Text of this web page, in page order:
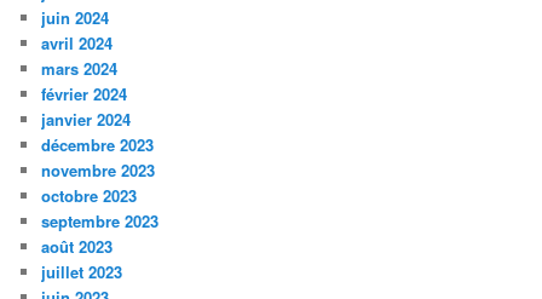
juin 2024
avril 2024
mars 2024
février 2024
janvier 2024
décembre 2023
novembre 2023
octobre 2023
septembre 2023
août 2023
juillet 2023